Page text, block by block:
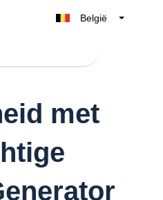
België
Nederland
Deutschland
UK
met